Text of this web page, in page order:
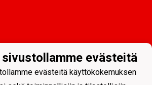
sivustollamme evästeitä
evästeitä käyttökokemuksen